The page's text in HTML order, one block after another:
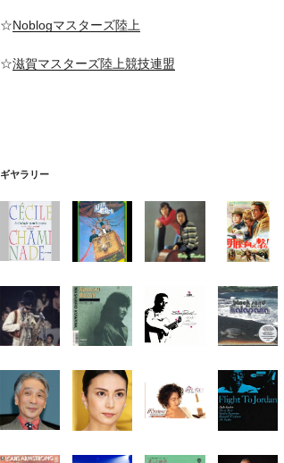
☆Noblogマスターズ陸上
☆滋賀マスターズ陸上競技連盟
ギヤラリー